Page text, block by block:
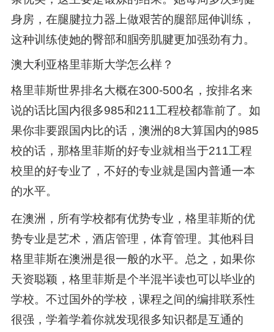
身房，在腿腱拉力器上做艰苦的腿部屈伸训练，
这种训练使她的臀部和腘旁肌腱更加强劲有力。
澳大利亚格里菲斯大学怎么样？
格里菲斯世界排名大概在300-500名，按排名来
说的话比国内很多985和211工程校都靠前了。如
果你非要跟国内比的话，澳洲的8大算国内的985
校的话，那格里菲斯的好专业就相当于211工程
校里的好专业了，不好的专业就是国内普通一本
的水平。
在澳洲，所有学校都有优势专业，格里菲斯的优
势专业是艺术，酒店管理，体育管理。其他科目
格里菲斯在澳洲是很一般的水平。总之，如果你
天资聪颖，格里菲斯是个半混半读也可以毕业的
学校。不过国外的学校，课程之间的编排联系性
很强，学着学着你就发现很多知识都是互通的